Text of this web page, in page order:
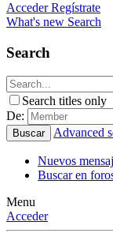
Acceder Regístrate
What's new Search
Search
Search titles only
De:
Buscar Advanced
Nuevos
Buscar en
Menu
Acceder